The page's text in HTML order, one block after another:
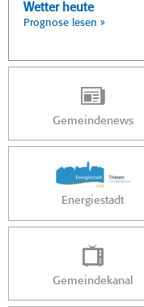
Wetter heute
Prognose lesen »
Gemeindenews
Energiestadt
Gemeindekanal